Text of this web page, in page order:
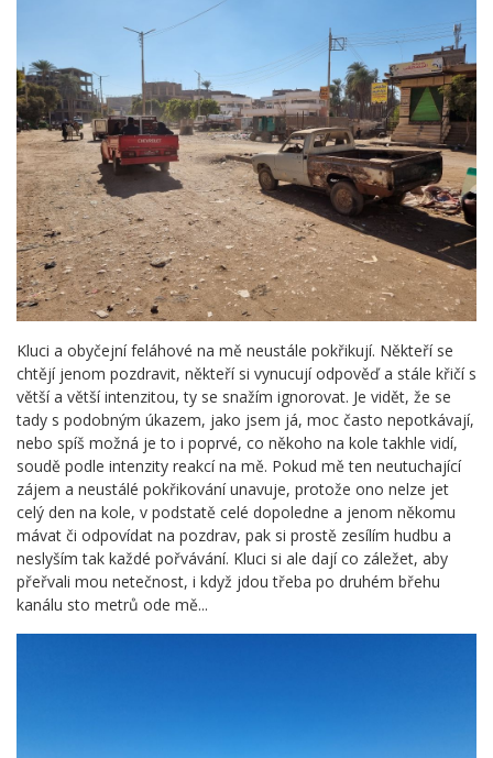
Kluci a obyčejní feláhové na mě neustále pokřikují. Někteří se
chtějí jenom pozdravit, někteří si vynucují odpověď a stále křičí s
větší a větší intenzitou, ty se snažím ignorovat. Je vidět, že se
tady s podobným úkazem, jako jsem já, moc často nepotkávají,
nebo spíš možná je to i poprvé, co někoho na kole takhle vidí,
soudě podle intenzity reakcí na mě. Pokud mě ten neutuchající
zájem a neustálé pokřikování unavuje, protože ono nelze jet
celý den na kole, v podstatě celé dopoledne a jenom někomu
mávat či odpovídat na pozdrav, pak si prostě zesílím hudbu a
neslyším tak každé pořvávání. Kluci si ale dají co záležet, aby
přeřvali mou netečnost, i když jdou třeba po druhém břehu
kanálu sto metrů ode mě...